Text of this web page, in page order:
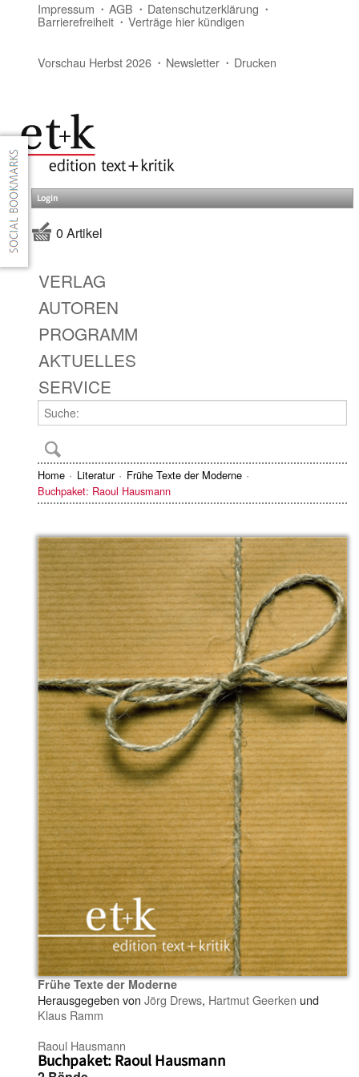
Impressum AGB Datenschutzerklärung
Barrierefreiheit Verträge hier kündigen
Vorschau Herbst 2026 Newsletter Drucken
Login
0 Artikel
VERLAG
AUTOREN
PROGRAMM
AKTUELLES
SERVICE
Home Literatur
Frühe Texte der Moderne
Buchpaket: Raoul Hausmann
Frühe Texte der Moderne
Herausgegeben von Jörg Drews, Hartmut Geerken und
Klaus Ramm
Raoul Hausmann
Buchpaket: Raoul Hausmann